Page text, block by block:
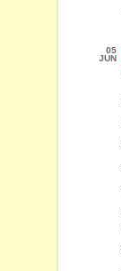
05
JUN